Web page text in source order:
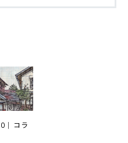
｜ コラ